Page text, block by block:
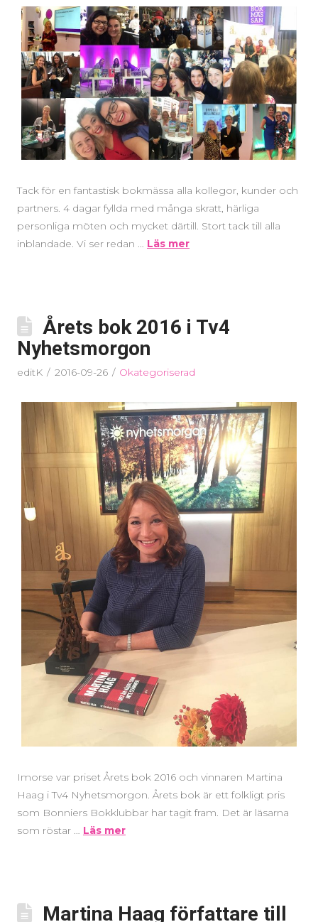
Tack för en fantastisk bokmässa alla kollegor, kunder och
partners. 4 dagar fyllda med många skratt, härliga
personliga möten och mycket därtill. Stort tack till alla
inblandade. Vi ser redan … Läs mer
Årets bok 2016 i Tv4
Nyhetsmorgon
editK 2016-09-26 Okategoriserad
Imorse var priset Årets bok 2016 och vinnaren Martina
Haag i Tv4 Nyhetsmorgon. Årets bok är ett folkligt pris
som Bonniers Bokklubbar har tagit fram. Det är läsarna
som röstar … Läs mer
Martina Haag författare till